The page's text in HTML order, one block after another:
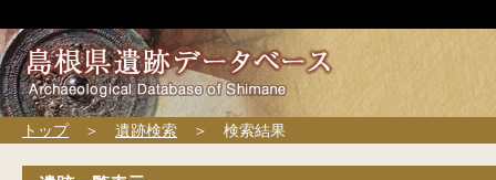
トップ＞ 遺跡検索 ＞ 検索結果